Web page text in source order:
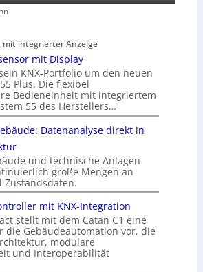
mit integrierter Anzeige
mit Display
KNX-Portfolio um den neuen
Plus. Die flexibel
Bedieneinheit mit integriertem
55 des Herstellers…
Datenanalyse direkt in
und technische Anlagen
große Mengen an
Zustandsdaten.
mit KNX-Integration
stellt mit dem Catan C1 eine
die Gebäudeautomation vor, die
modulare
und Interoperabilität